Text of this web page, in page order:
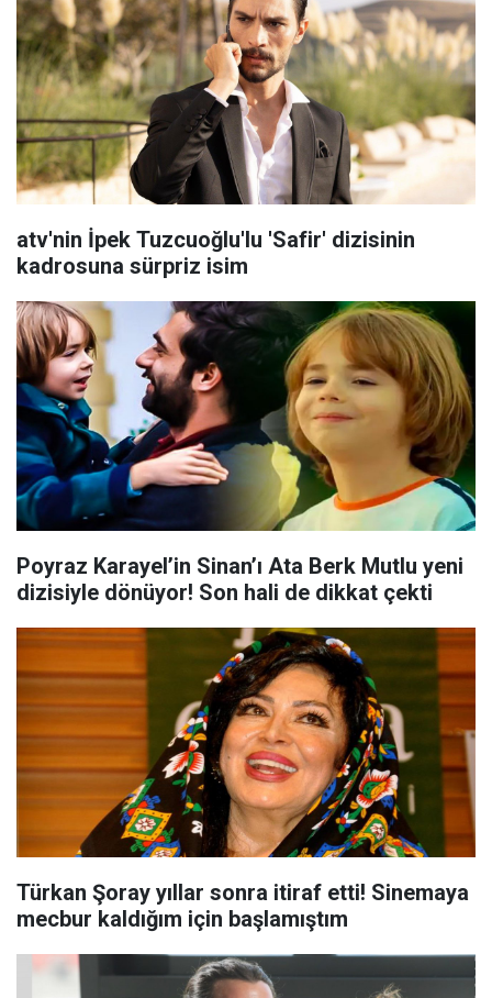
atv'nin İpek Tuzcuoğlu'lu 'Safir' dizisinin
kadrosuna sürpriz isim
Poyraz Karayel’in Sinan’ı Ata Berk Mutlu yeni
dizisiyle dönüyor! Son hali de dikkat çekti
Türkan Şoray yıllar sonra itiraf etti! Sinemaya
mecbur kaldığım için başlamıştım